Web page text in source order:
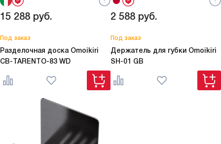
15 288 руб.
Под заказ
Разделочная доска Omoikiri
CB-TARENTO-83 WD
2 588 руб.
Под заказ
Держатель для губки Omoikiri
SH-01 GB